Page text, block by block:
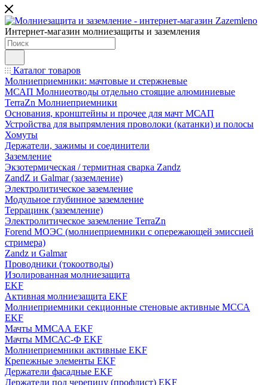
Интернет-магазин молниезащиты и заземления
Каталог товаров
Молниеприемники: мачтовые и стержневые
МСАП Молниеотводы отдельно стоящие алюминиевые
TerraZn Молниеприемники
Основания, кронштейны и прочее для мачт МСАП
Устройства для выпрямления проволоки (катанки) и полосы
Хомуты
Держатели, зажимы и соединители
Заземление
Экзотермическая / термитная сварка Zandz
ZandZ и Galmar (заземление)
Электролитическое заземление
Модульное глубинное заземление
Террацинк (заземление)
Электролитическое заземление TerraZn
Forend МОЭС (молниеприемники с опережающей эмиссией
стримера)
Zandz и Galmar
Проводники (токоотводы)
Изолированная молниезащита
EKF
Активная молниезащита EKF
Молниеприемники секционные стеновые активные МССА
EKF
Мачты ММСАА EKF
Мачты ММСАС-Ф EKF
Молниеприемники активные EKF
Крепежные элементы EKF
Держатели фасадные EKF
Держатели под черепицу (профлист) EKF